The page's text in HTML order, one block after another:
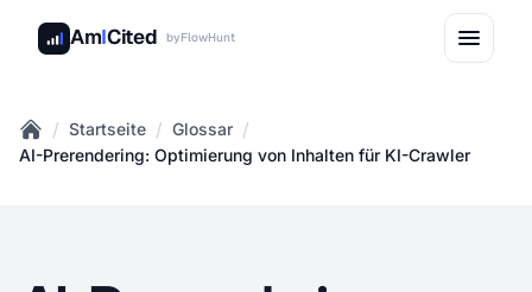
AmICited byFlowHunt
Home
/ Startseite / Glossar /
AI-Prerendering: Optimierung von Inhalten für KI-Crawler